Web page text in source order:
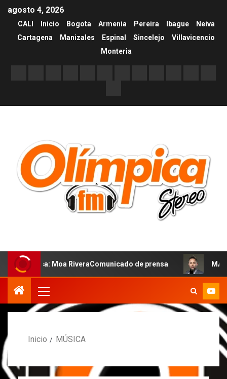
agosto 4, 2026
CALI Inicio Bogota Armenia Pereira Ibague
Neiva
Cartagena
Manizales Espinal Sincelejo
Villavicencio
Monteria
RiveraComunicado de prensa MARCOS PETRO
Inicio MÚSICA